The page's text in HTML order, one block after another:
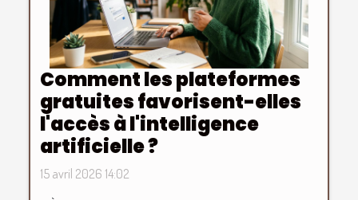
Comment les plateformes
gratuites favorisent-elles
l'accès à l'intelligence
artificielle ?
15 avril 2026 14:02